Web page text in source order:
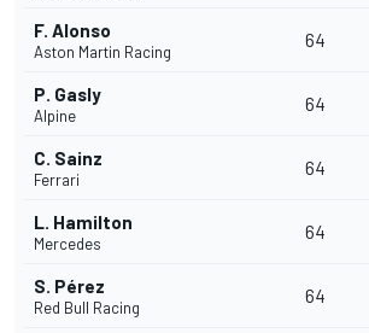
F. Alonso
Aston Martin Racing
64
P. Gasly
Alpine
64
C. Sainz
Ferrari
64
L. Hamilton
Mercedes
64
S. Pérez
Red Bull Racing
64